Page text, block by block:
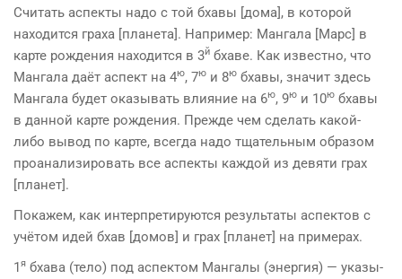
Считать аспекты надо с той бхавы [дома], в которой
находится граха [планета]. Например: Мангала [Марс] в
карте рождения находится в 3й бхаве. Как известно, что
Мангала даёт аспект на 4ю, 7ю и 8ю бхавы, значит здесь
Мангала будет оказывать влияние на 6ю, 9ю и 10ю бхавы
в данной карте рождения. Прежде чем сделать какой-
либо вывод по карте, всегда надо тщательным образом
проанализировать все аспекты каждой из девяти грах
[планет].
Покажем, как интерпретируются результаты аспектов с
учётом идей бхав [домов] и грах [планет] на примерах.
1я бхава (тело) под аспектом Мангалы (энергия) — указы­